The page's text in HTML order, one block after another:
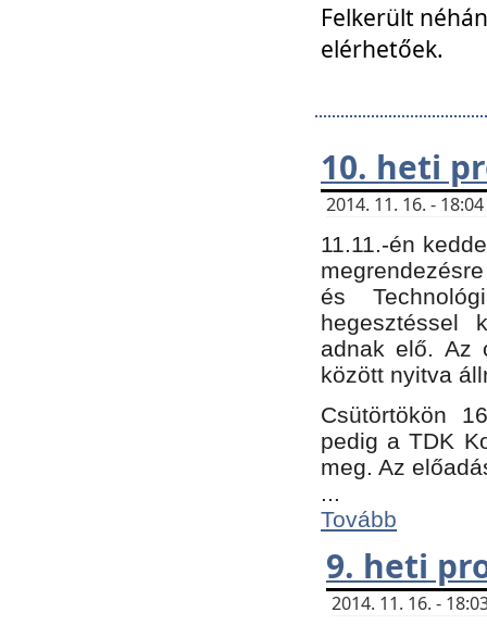
Felkerült
elérhetőek.
10. heti
2014. 11. 16. -
11.11.-én
és
hegesztéssel
adnak elő. Az
között nyitva
Csütörtökön
pedig a TDK
meg. Az
...
Tovább
9. heti
2014. 11. 16. -